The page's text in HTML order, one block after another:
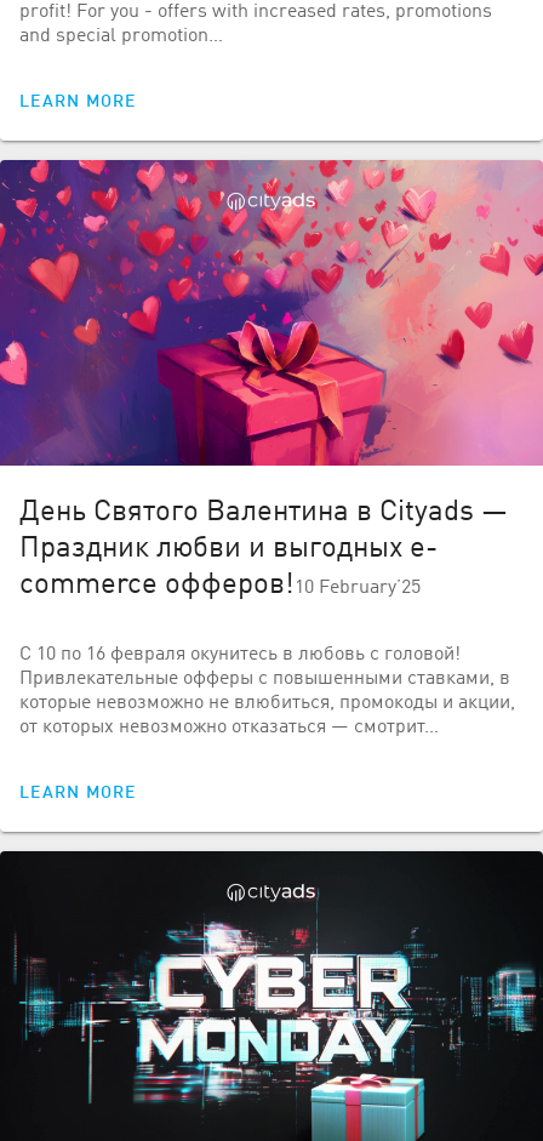
profit! For you - offers with increased rates, promotions
and special promotion…
LEARN MORE
День Святого Валентина в Cityads —
Праздник любви и выгодных e-
commerce офферов! 10 February’25
С 10 по 16 февраля окунитесь в любовь с головой!
Привлекательные офферы с повышенными ставками, в
которые невозможно не влюбиться, промокоды и акции,
от которых невозможно отказаться — смотрит…
LEARN MORE